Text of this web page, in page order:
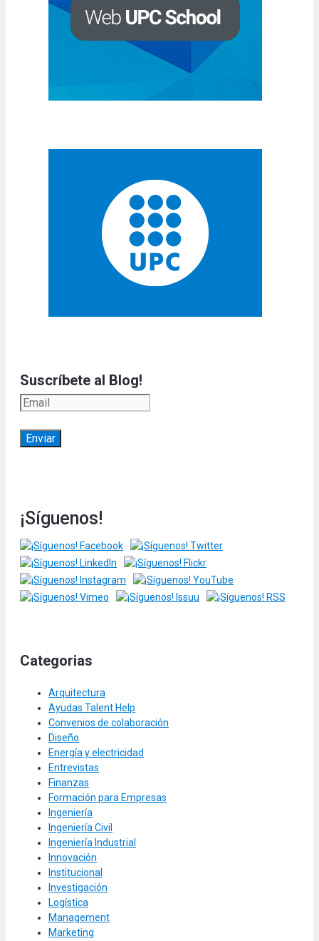
Suscríbete al Blog!
¡Síguenos!
Categorias
Arquitectura
Ayudas Talent Help
Convenios de colaboración
Diseño
Energía y electricidad
Entrevistas
Finanzas
Formación para Empresas
Ingeniería
Ingeniería Civil
Ingeniería Industrial
Innovación
Institucional
Investigación
Logística
Management
Marketing